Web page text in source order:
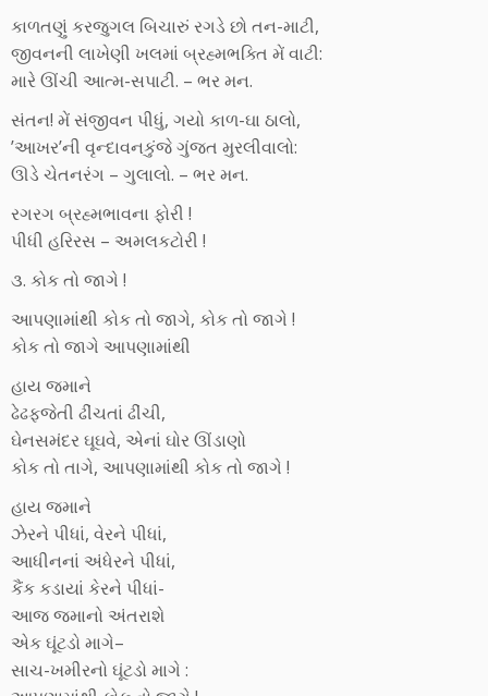
કાળતણું કરજુગલ બિચારું રગડે છો તન-માટી,
જીવનની લાખેણી ખલમાં બ્રહ્મભક્તિ મેં વાટી:
મારે ઊંચી આત્મ-સપાટી. – ભર મન.
સંતન! મેં સંજીવન પીધું, ગયો કાળ-ઘા ઠાલો,
’આખર’ની વૃન્દાવનકુંજે ગુંજત મુરલીવાલો:
ઊડે ચેતનરંગ – ગુલાલો. – ભર મન.
રગરગ બ્રહ્મભાવના ફોરી !
પીધી હરિરસ – અમલકટોરી !
૩. કોક તો જાગે !
આપણામાંથી કોક તો જાગે, કોક તો જાગે !
કોક તો જાગે આપણામાંથી
હાય જમાને
ઢેઢફજેતી ઢીંચતાં ઢીંચી,
ઘેનસમંદર ઘૂઘવે, એનાં ઘોર ઊંડાણો
કોક તો તાગે, આપણામાંથી કોક તો જાગે !
હાય જમાને
ઝેરને પીધાં, વેરને પીધાં,
આધીનનાં અંધેરને પીધાં,
કૈંક કડાયાં કેરને પીધાં-
આજ જમાનો અંતરાશે
એક ઘૂંટડો માગે–
સાચ-ખમીરનો ઘૂંટડો માગે :